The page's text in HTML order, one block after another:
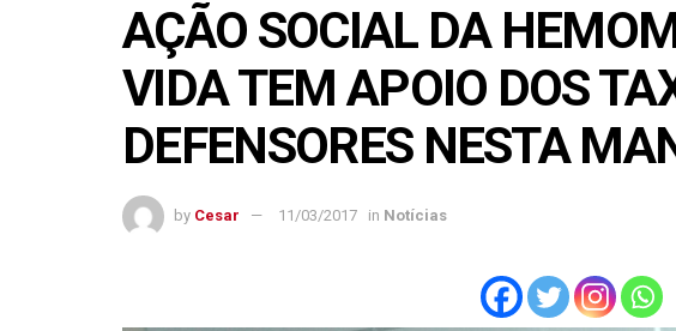
AÇÃO SOCIAL DA
VIDA TEM APOIO DOS
DEFENSORES NESTA
by Cesar 11/03/2017 in Notícias